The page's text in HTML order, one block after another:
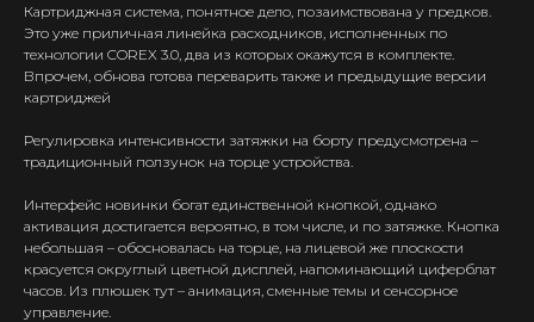
Картриджная система, понятное дело, позаимствована у предков.
Это уже приличная линейка расходников, исполненных по
технологии COREX 3.0, два из которых окажутся в комплекте.
Впрочем, обнова готова переварить также и предыдущие версии
картриджей
Регулировка интенсивности затяжки на борту предусмотрена –
традиционный ползунок на торце устройства.
Интерфейс новинки богат единственной кнопкой, однако
активация достигается вероятно, в том числе, и по затяжке. Кнопка
небольшая – обосновалась на торце, на лицевой же плоскости
красуется округлый цветной дисплей, напоминающий циферблат
часов. Из плюшек тут – анимация, сменные темы и сенсорное
управление.
Комплектующие
POD-системы
Скидки/Акции
Ароматизаторы / Жидкость
Каталог
Интернет-Магазин Vape и Pod-
систем с доставкой по всей